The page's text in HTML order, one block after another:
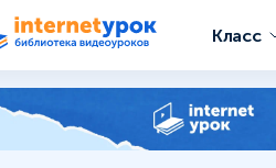
Класс